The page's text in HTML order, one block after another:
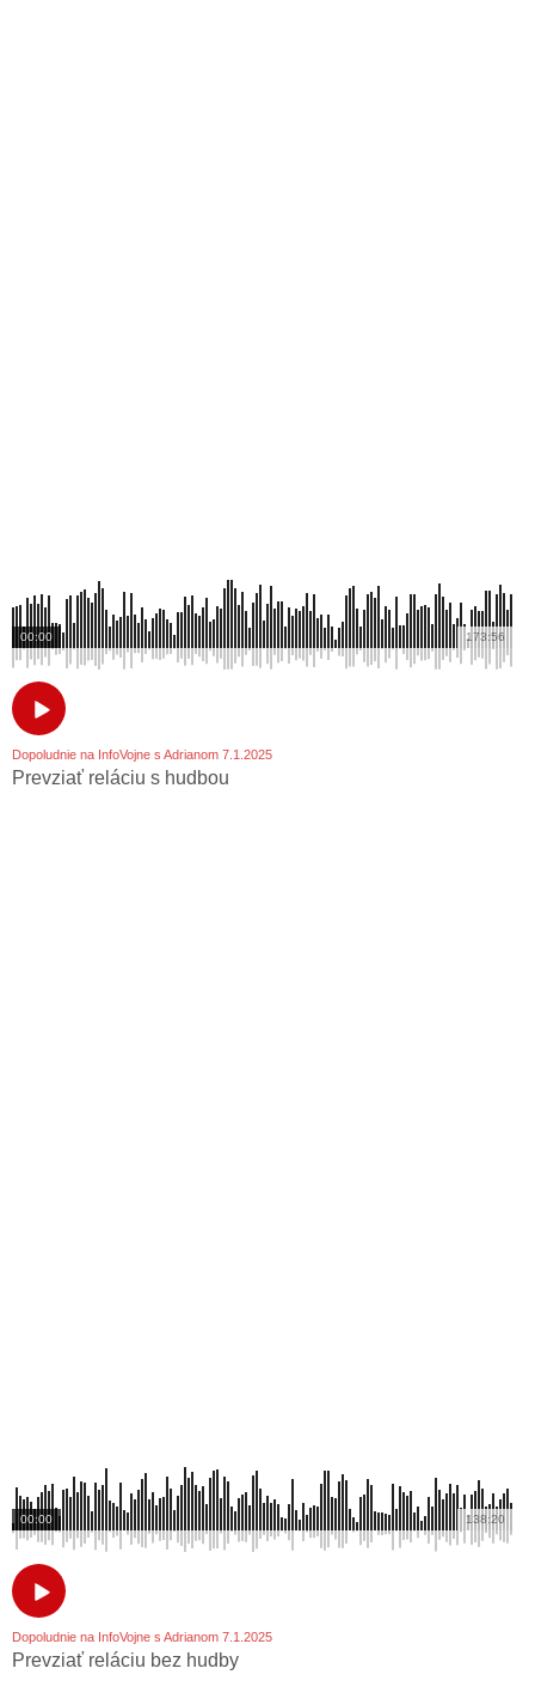
173:56
00:00
Dopoludnie na InfoVojne s Adrianom 7.1.2025
Prevziať reláciu s hudbou
138:20
00:00
Dopoludnie na InfoVojne s Adrianom 7.1.2025
Prevziať reláciu bez hudby